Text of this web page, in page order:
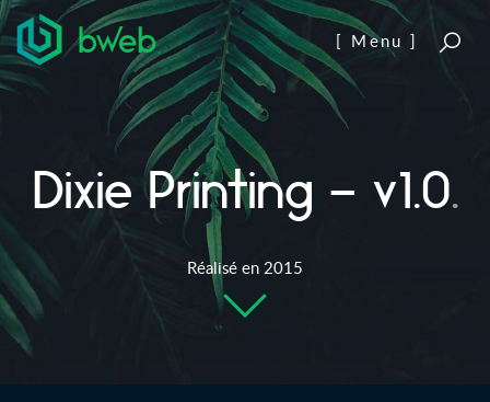
Aller au contenu
[ Menu ]
Dixie Printing – v1.0.
Réalisé en 2015